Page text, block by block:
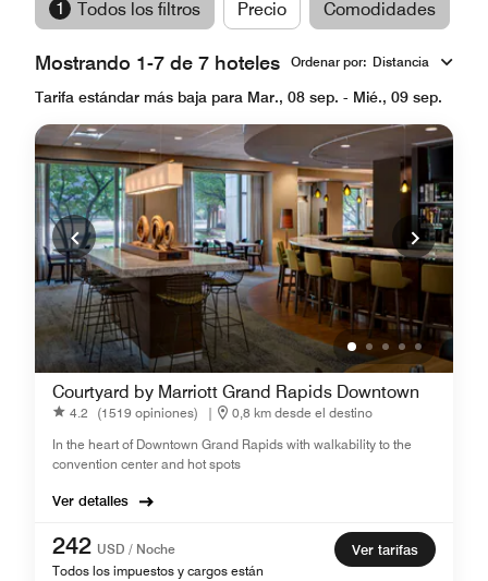
1 Todos los filtros Precio Comodidades
Mostrando 1-7 de 7 hoteles Ordenar por: Distancia
Tarifa estándar más baja para Mar., 08 sep. - Mié., 09 sep.
Courtyard by Marriott Grand Rapids Downtown
4.2 (1519 opiniones) |
0,8 km desde el destino
In the heart of Downtown Grand Rapids with walkability to the
convention center and hot spots
Ver detalles
242 USD / Noche
Todos los impuestos y cargos están
Ver tarifas